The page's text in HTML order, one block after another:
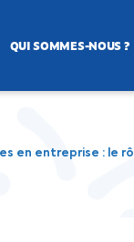
QUI SOMMES-NOUS ?
en entreprise : le